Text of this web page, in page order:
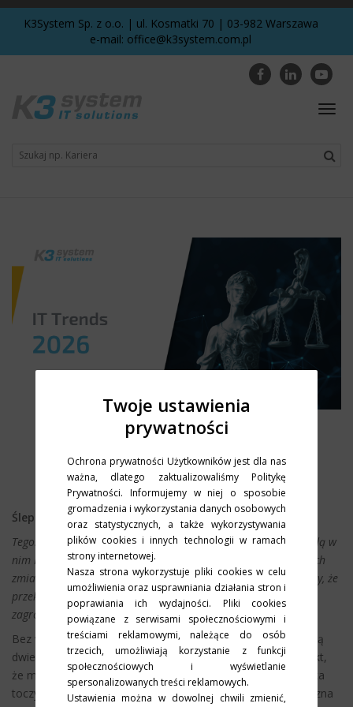
Twoje ustawienia
prywatności
Ochrona prywatności Użytkowników jest dla nas
ważna, dlatego zaktualizowaliśmy Politykę
Prywatności. Informujemy w niej o sposobie
gromadzenia i wykorzystania danych osobowych
oraz statystycznych, a także wykorzystywania
plików cookies i innych technologii w ramach
strony internetowej.
Nasza strona wykorzystuje pliki cookies w celu
umożliwienia oraz usprawniania działania stron i
poprawiania ich wydajności. Pliki cookies
powiązane z serwisami społecznościowymi i
treściami reklamowymi, należące do osób
trzecich, umożliwiają korzystanie z funkcji
społecznościowych i wyświetlanie
spersonalizowanych treści reklamowych.
Ustawienia można w dowolnej chwili zmienić,
K3System Sp. z o.o. | ul. Kosmatki 70 | 03-982 Warszawa
e-mail: office@k3system.com.pl
IT Trends 2026
2026.01
Ślepa sprawiedliwość rynku zweryfikuje ignorantów!
Tegoroczne IT Trends utrzymuje dotychczasową formułę. Znajdą w
nim Państwo komentarze ekspertów IT w kontekście kluczowych
zmian na rynku informatycznym w Polsce i na świecie. Wierzmy, że
przekazana wiedza okaże się pomocna w identyfikacji szans i
zagrożeń dla Państwa decyzji biznesowych.
Bez wątpienia na rynek IT w Polsce i na świecie oddziaływają
dwie ogromne siły. Pierwszą jest cyberbezpieczeństwo i fakt,
że mamy do czynienie z globalną wojną cyfrową, gdzie walka
toczy się o nasze zasoby danych. Druga natomiast to sztuczna